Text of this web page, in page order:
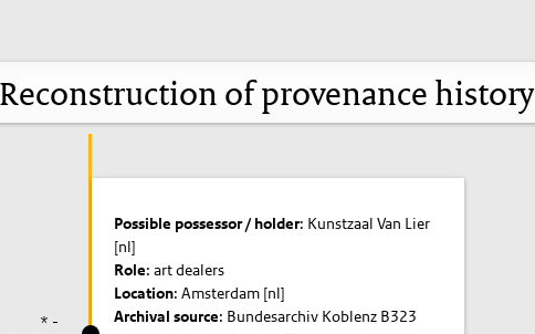
Reconstruction of provenance history
* -
Possible possessor / holder: Kunstzaal Van Lier
[nl]
Role: art dealers
Location: Amsterdam [nl]
Archival source: Bundesarchiv Koblenz B323